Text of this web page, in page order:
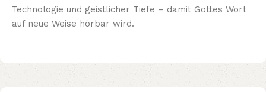
Technologie und geistlicher Tiefe – damit Gottes Wort
auf neue Weise hörbar wird.